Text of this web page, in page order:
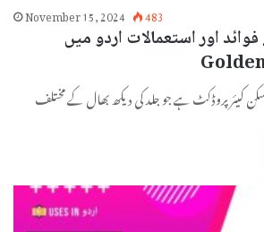
November 15, 2024 483
اور استعمالات اردو میں
کیئر پروڈکٹ ہے جو جلد کی دیکھ بھال کے مختلف